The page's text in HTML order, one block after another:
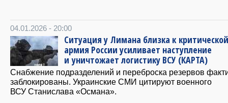
04.01.2026 - 20:00
Ситуация у Лимана близка к
армия России усиливает наступление
и уничтожает логистику ВСУ (КАРТА)
Снабжение подразделений и переброска резервов
заблокированы. Украинские СМИ цитируют военного
ВСУ Станислава «Османа».